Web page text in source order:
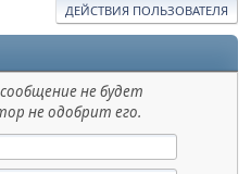
ДЕЙСТВИЯ ПОЛЬЗОВАТЕЛЯ
не будет
не одобрит его.